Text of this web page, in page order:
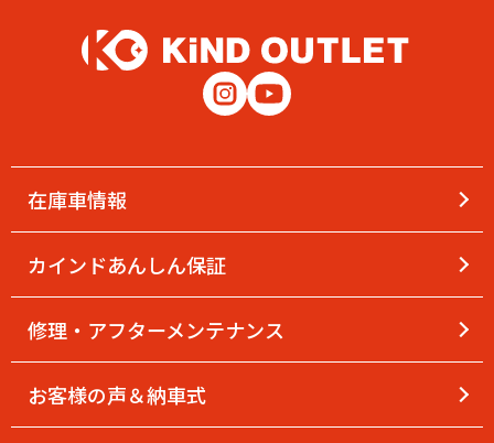
在庫車情報
カインドあんしん保証
修理・アフターメンテナンス
お客様の声＆納車式